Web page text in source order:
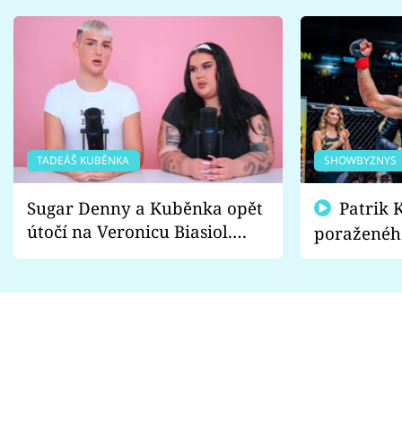
TADEÁŠ KUBĚNKA
Sugar Denny a Kuběnka opět
útočí na Veronicu Biasiol.
Proč je podle nich falešná a
SHOWBYZNYS
fanoušci